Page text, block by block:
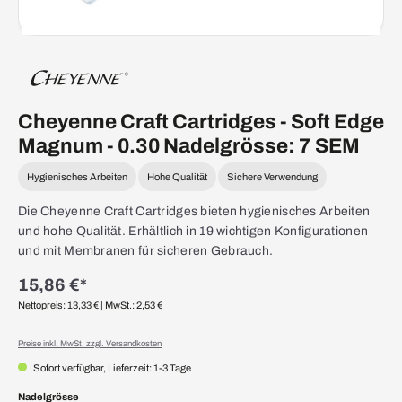
Cheyenne Craft Cartridges - Soft Edge
Magnum - 0.30 Nadelgrösse: 7 SEM
Hygienisches Arbeiten Hohe Qualität Sichere Verwendung
Die Cheyenne Craft Cartridges bieten hygienisches Arbeiten
und hohe Qualität. Erhältlich in 19 wichtigen Konfigurationen
und mit Membranen für sicheren Gebrauch.
15,86 €*
Nettopreis: 13,33 € | MwSt.: 2,53 €
Preise inkl. MwSt. zzgl. Versandkosten
Sofort verfügbar, Lieferzeit: 1-3 Tage
Nadelgrösse